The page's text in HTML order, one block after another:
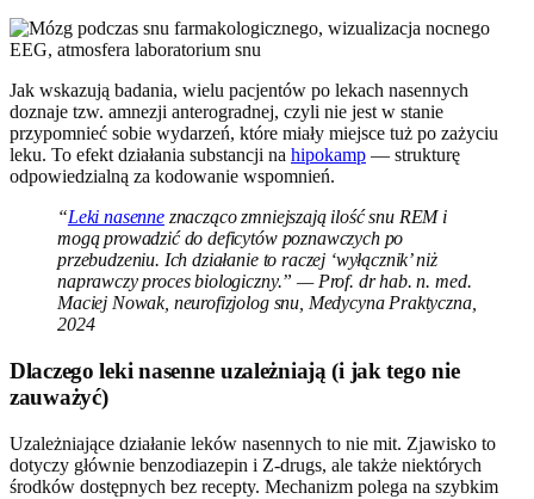
Jak wskazują badania, wielu pacjentów po lekach nasennych
doznaje tzw. amnezji anterogradnej, czyli nie jest w stanie
przypomnieć sobie wydarzeń, które miały miejsce tuż po zażyciu
leku. To efekt działania substancji na hipokamp — strukturę
odpowiedzialną za kodowanie wspomnień.
“Leki nasenneznacząco zmniejszają ilość snu REM i
mogą prowadzić do deficytów poznawczych po
przebudzeniu. Ich działanie to raczej ‘wyłącznik’ niż
naprawczy proces biologiczny.” — Prof. dr hab. n. med.
Maciej Nowak, neurofizjolog snu, Medycyna Praktyczna,
2024
Dlaczego leki nasenne uzależniają (i jak tego nie
zauważyć)
Uzależniające działanie leków nasennych to nie mit. Zjawisko to
dotyczy głównie benzodiazepin i Z-drugs, ale także niektórych
środków dostępnych bez recepty. Mechanizm polega na szybkim